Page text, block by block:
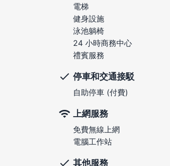
電梯
健身設施
泳池躺椅
24 小時商務中心
禮賓服務
停車和交通接駁
自助停車 (付費)
上網服務
免費無線上網
電腦工作站
其他服務